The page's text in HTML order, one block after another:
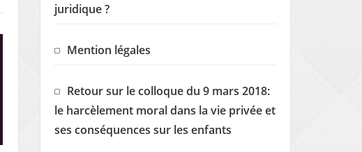
juridique ?
Mention légales
Retour sur le colloque du 9 mars 2018:
le harcèlement moral dans la vie privée et
ses conséquences sur les enfants